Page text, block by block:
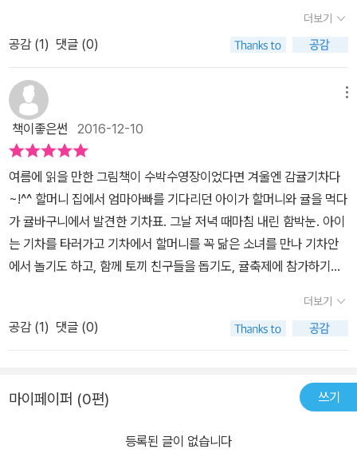
만 운행합니다.어린이 운행 요금은 귤 한 개 입니다.라고 적혀 있다.
이런 기차표를 만나게 된다면 어떨까?그냥 웃으며 버릴까?아님 감귤
기차를 타는 상상을 하게 될까?€ 귤을 먹다 할머니께서는 잠이 들고,
창 밖을 보던 미나는 첫눈을 만났다. 푸우 푸우'지금 감귤 기차, 감귤
기차가 들어오고 있습니다. 승객 여러분께서는 기차가 완전히 멈춘
후 탑승해 주시기 바랍니다.'기차를 기다리면 나오는 안내 방송이 음
성 지원 되는 거 같다. 멋진 감귤기차를 운전하는 것은 미나와 할머니
를 지켜보고 있었던 고양이다. 감귤 기차에는 숫자도 씌여 있다. 하얀
눈이 내리는 하늘에 나타난 감귤 기차. 그리고, 감귤 기차를 보고 있는
미나 손에는 승차권이 들려 있다. 그리고 그 옆엔 토끼 인형이 함께 있
다. 미나의 주머니에 귤이 하나 들어 있고, 토끼도 귤 하나를 들고 있
다. 감귤 기차는 환상의 세계로 데려다 줄 것 같은 기분이 들게 한다.
경을 쓴 모습이라든지, 곱슬 머리가 할머니의 소녀 시절을 떠오르게
서 먹었던 귤이 참 맛있다고 했었기에, 더욱 미나가 만난 소녀는 할머
니의 어릴적 모습이 아닐까 싶은 생각을 하게 된다. 소녀는 귤껍질로
한입에 먹는 것을 보여 주었지요.그러자 소녀는 콧등을 살짝 긁더니
없는 동안 할머니와 어색한 하루를 보내야했던 미나를 위해선물처럼
나타나 준 감귤기차 미나는 소녀(할머니)와 함께잊지 못할 겨울 날의
좋아하는 과일인'귤'을 소재로 한 이야기여서아이들도 저도 한껏 들떠
서 읽었던 것 같아요.​ ​책을 펼치면온통 감귤 천지예요.​​감귤의 다채로
운 변신은보기만 해도 설레고 행복해진답니다.무한한 상상력을 자극
하는 건 두 말 하면 잔소리구요. ​​ 특히 감귤대포에서감귤들이 하나
씩 겨울하늘을 수놓는 장면은축복 환희 설렘과 같은 행복한 감정들을
안겨 주기에 충분하지요. 미나와소녀였던 할머니의 잊지 못할감귤
기차 여행 어떻게 이런 상상이 가능한지감탄을 하며 보고 또 보게 되
는 유아그림책이랍니다. ​ 여행은 끝이나고미나를 태운 감귤기차가다
시 집으로 돌아옵니다. 어느 새 미나도 할머니 옆에서 잠이 들었어요.​
도 모르겠네요^^;; 다음 날, 미나는 할머니집을 나서는데요왠지 할
머니가 어색하지 않은 거 있죠. 그 이유는 책을 읽은 독자라면 쉽게 짐
작할 수 있을 거예요. 미나의 꿈에 나타난 감귤기차!그리고 감귤기차
독해질 수 있었어요. 특별한 상상력으로행복한 마음을 안겨주는 유아
그림책 감귤 기차 인성동화로도 추천할 만 해요 :) 쟁반가득 귤을 담
아 하나씩 까먹으면서아이들에게 읽어주기 좋은 참 예쁜 그림책이랍
옛날부터 흐르는 어버이 숨결을 품습니다. 오늘을 사랑하는 아이는
아스라한 옛적부터 피어난 아이다운 노래를 누립니다. 《감귤 기차》란
그림책을 빚은 손은 그동안 어떤 사랑을 얼마나 받아 왔을까 하고 헤
아려 봅니다. 모든 그림책·글책·사진책·만화책에는 저마다 다르지만
저마다 같은 사랑을 다 다르게 일구는 이야기가 흐르지 싶습니다. 감
귤 하나로도 사랑을 물려줘요. 라면 한 그릇으로도 사랑을 나눠요. 구
멍난 옷을 기우는 바늘땀 하나로도 사랑을 지펴요. 복복 비벼 빠는 빨
래 한 자락에도 사랑을 심어요. 해바라기를 합니다. 바람을 쐽니다. 척
척 걸으면서 마실을 다닙니다. 나무 곁에 서서 나뭇가지 춤사위를 느
낍니다. 꽃가루를 먹는 나비를 지켜보면서 무짓갯빛을 새삼스레 떠올
립니다. 그리고 감귤 한 알을 척척 까서 서로 입에 넣어 주면서 까르르
웃습니다. ㅅㄴㄹ
더보기
공감 (1) 댓글 (0)
책이좋은썬 2016-12-10
여름에 읽을 만한 그림책이 수박수영장이었다면 겨울엔 감귤기차다
~!^^ 할머니 집에서 엄마아빠를 기다리던 아이가 할머니와 귤을 먹다
가 귤바구니에서 발견한 기차표. 그날 저녁 때마침 내린 함박눈. 아이
는 기차를 타러가고 기차에서 할머니를 꼭 닮은 소녀를 만나 기차안
에서 놀기도 하고, 함께 토끼 친구들을 돕기도, 귤축제에 참가하기도
껴진다.. 귤기차를 타고 돌아온 아이의 마음이 처음 할머니 집에 왔을
때의 마음과는 달라져 있겠지...할머니도 어린 시절이 있었지.. 지금의
나처럼. 귤대포를 쏘고 난 후 하늘 위에서 쏟아지듯 보이던 불꽃놀이
더보기
공감 (1) 댓글 (0)
마이페이퍼 (0편) 쓰기
등록된 글이 없습니다